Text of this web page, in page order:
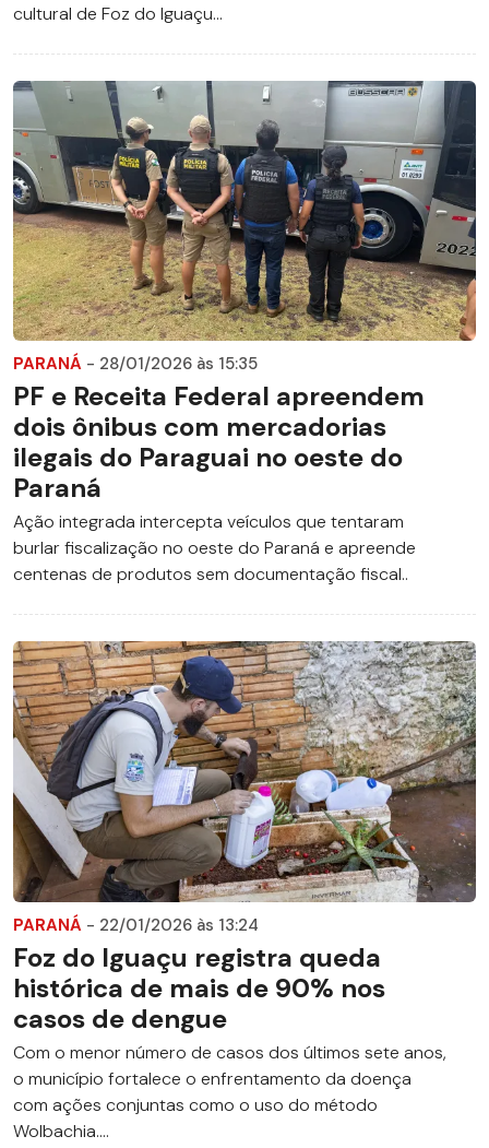
cultural de Foz do Iguaçu...
PARANÁ - 28/01/2026 às 15:35
PF e Receita Federal apreendem
dois ônibus com mercadorias
ilegais do Paraguai no oeste do
Paraná
Ação integrada intercepta veículos que tentaram
burlar fiscalização no oeste do Paraná e apreende
centenas de produtos sem documentação fiscal..
PARANÁ - 22/01/2026 às 13:24
Foz do Iguaçu registra queda
histórica de mais de 90% nos
casos de dengue
Com o menor número de casos dos últimos sete anos,
o município fortalece o enfrentamento da doença
com ações conjuntas como o uso do método
Wolbachia....